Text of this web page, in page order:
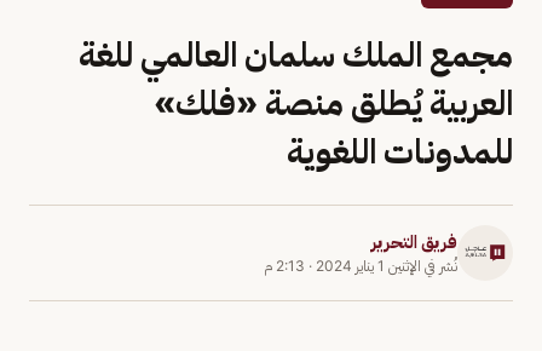
مجمع الملك سلمان العالمي للغة
العربية يُطلق منصة «فلك»
للمدونات اللغوية
فريق التحرير
نُشر في الإثنين 1 يناير 2024 · 2:13 م